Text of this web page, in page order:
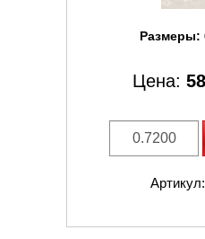
Размеры:
Цена: